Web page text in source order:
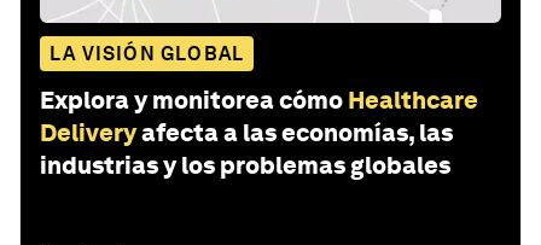
LA VISIÓN GLOBAL
Explora y monitorea cómo Healthcare
Deliveryafecta a las economías, las
industrias y los problemas globales